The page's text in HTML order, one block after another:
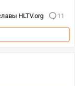
HLTV.org
11